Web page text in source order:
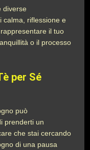
diverse
calma, riflessione e
il tuo
o il processo
per Sé
può
prenderti un
che stai cercando
di una pausa